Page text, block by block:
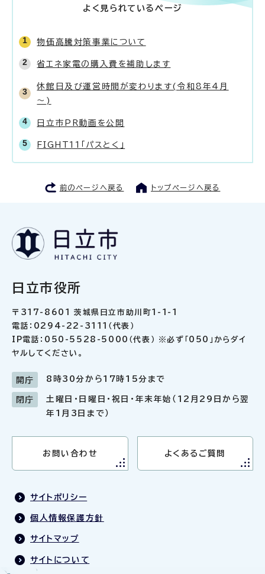
よく見られているページ
物価高騰対策事業について
省エネ家電の購入費を補助します
休館日及び運営時間が変わります(令和8年4月
～)
日立市PR動画を公開
FIGHT11「パスとく」
前のページへ戻る トップページへ戻る
日立市役所
〒317-8601 茨城県日立市助川町1-1-1
電話：0294-22-3111（代表）
IP電話：050-5528-5000（代表） ※必ず「050」からダイ
ヤルしてください。
開庁 8時30分から17時15分まで
閉庁
土曜日・日曜日・祝日・年末年始（12月29日から翌
年1月3日まで）
お問い合わせ よくあるご質問
サイトポリシー
個人情報保護方針
サイトマップ
サイトについて